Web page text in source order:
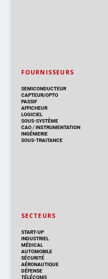
FOURNISSEURS
SEMICONDUCTEUR
CAPTEUR/OPTO
PASSIF
AFFICHEUR
LOGICIEL
SOUS-SYSTÈME
CAO/INSTRUMENTATION
INGÉNIERIE
SOUS-TRAITANCE
SECTEURS
START-UP
INDUSTRIEL
MÉDICAL
AUTOMOBILE
SÉCURITÉ
AÉRONAUTIQUE
DÉFENSE
TÉLÉCOMS